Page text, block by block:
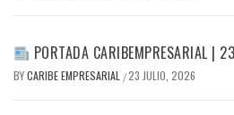
PORTADA CARIBEMPRESARIAL |
BYCARIBE EMPRESARIAL /23 JULIO, 2026